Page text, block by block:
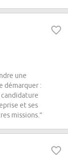
une
démarquer :
et ses
missions.”